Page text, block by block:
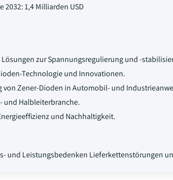
1,4 Milliarden USD
Lösungen zur Spannungsregulierung und -
Technologie und Innovationen.
von Zener-Dioden in Automobil- und
und Halbleiterbranche.
und Nachhaltigkeit.
und Leistungsbedenken Lieferkettenstörungen